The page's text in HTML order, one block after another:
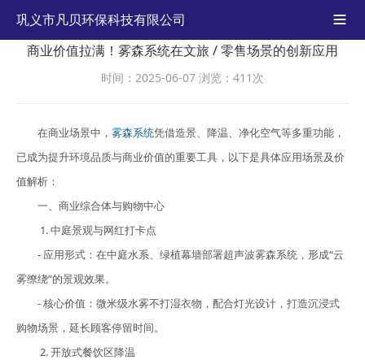
巩义市凡贝环保科技有限公司

商业价值拉满！雾森系统在文旅 / 零售场景的创新应用
时间：2025-06-07 浏览：411次
在商业场景中， 雾森系统凭借造景、降温、净化空气等多重功能，
已成为提升环境品质与商业价值的重要工具，以下是具体应用场景及价
值解析：
一、商业综合体与购物中心
1. 中庭景观与网红打卡点
- 应用形式：在中庭水系、绿植幕墙部署超声波雾森系统，形成“云
雾缭绕”的景观效果。
- 核心价值：微米级水雾不打湿衣物，配合灯光设计，打造沉浸式
购物场景，延长顾客停留时间。
2. 开放式餐饮区降温